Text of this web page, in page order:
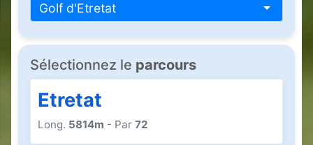
Golf d'Etretat
Sélectionnez le parcours
Etretat
Long. 5814m - Par 72